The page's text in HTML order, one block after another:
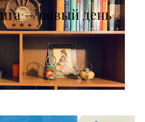
— новый день